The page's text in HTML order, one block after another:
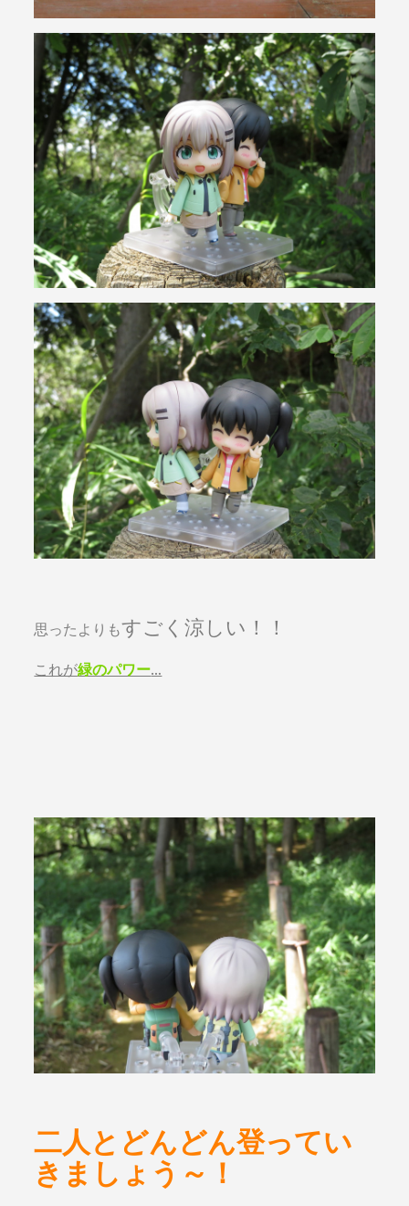
思ったよりもすごく涼しい！！
これが緑のパワー…
二人とどんどん登ってい
きましょう～！